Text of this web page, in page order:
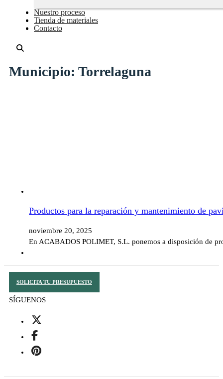
Nuestro proceso
Tienda de materiales
Contacto
Municipio: Torrelaguna
Productos para la reparación y mantenimiento de
noviembre 20, 2025
En ACABADOS POLIMET, S.L. ponemos a disposición de
SOLICITA TU PRESUPUESTO
SÍGUENOS